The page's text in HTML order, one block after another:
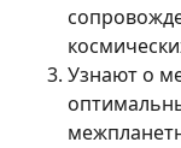
Узнают о